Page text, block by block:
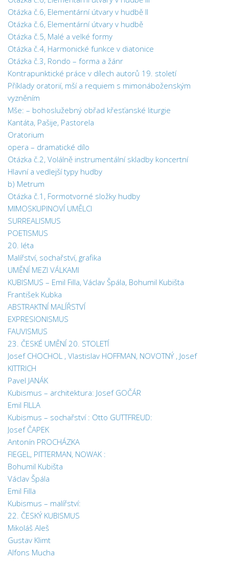
Otázka č.6, Elementární útvary v hudbě II
Otázka č.6, Elementární útvary v hudbě
Otázka č.5, Malé a velké formy
Otázka č.4, Harmonické funkce v diatonice
Otázka č.3, Rondo – forma a žánr
Kontrapunktické práce v dílech autorů 19. století
Příklady oratorií, mší a requiem s mimonáboženským
vyzněním
Mše: – bohoslužebný obřad křesťanské liturgie
Kantáta, Pašije, Pastorela
Oratorium
opera – dramatické dílo
Otázka č.2, Volálně instrumentální skladby koncertní
Hlavní a vedlejší typy hudby
b) Metrum
Otázka č.1, Formotvorné složky hudby
MIMOSKUPINOVÍ UMĚLCI
SURREALISMUS
POETISMUS
20. léta
Malířství, sochařství, grafika
UMĚNÍ MEZI VÁLKAMI
KUBISMUS – Emil Filla, Václav Špála, Bohumil Kubišta
František Kubka
ABSTRAKTNÍ MALÍŘSTVÍ
EXPRESIONISMUS
FAUVISMUS
23. ČESKÉ UMĚNÍ 20. STOLETÍ
Josef CHOCHOL , Vlastislav HOFFMAN, NOVOTNÝ , Josef
KITTRICH
Pavel JANÁK
Kubismus – architektura: Josef GOČÁR
Emil FILLA
Kubismus – sochařství : Otto GUTTFREUD:
Josef ČAPEK
Antonín PROCHÁZKA
FIEGEL, PITTERMAN, NOWAK :
Bohumil Kubišta
Václav Špála
Emil Filla
Kubismus – malířství:
22. ČESKÝ KUBISMUS
Mikoláš Aleš
Gustav Klimt
Alfons Mucha